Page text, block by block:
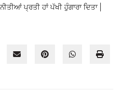
ਪ੍ਰਤੀ ਹਾਂ ਪੱਖੀ ਹੁੰਗਾਰਾ ਦਿਤਾ |